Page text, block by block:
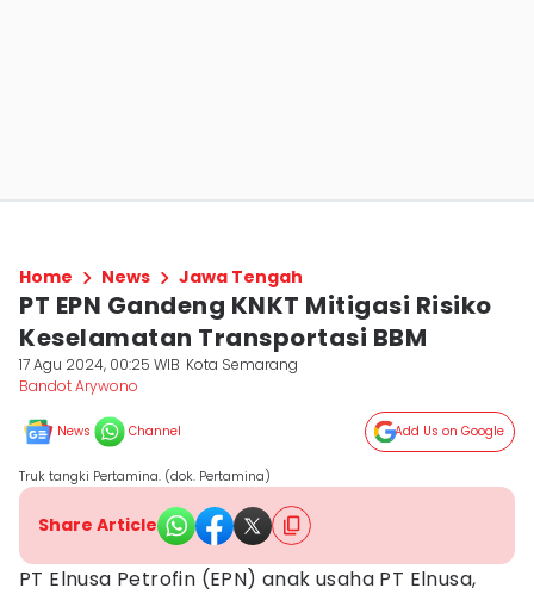
Home News Jawa Tengah
PT EPN Gandeng KNKT Mitigasi Risiko
Keselamatan Transportasi BBM
17 Agu 2024, 00:25 WIB Kota Semarang
Bandot Arywono
News Channel Add Us on Google
Truk tangki Pertamina. (dok. Pertamina)
Share Article
PT Elnusa Petrofin (EPN) anak usaha PT Elnusa,